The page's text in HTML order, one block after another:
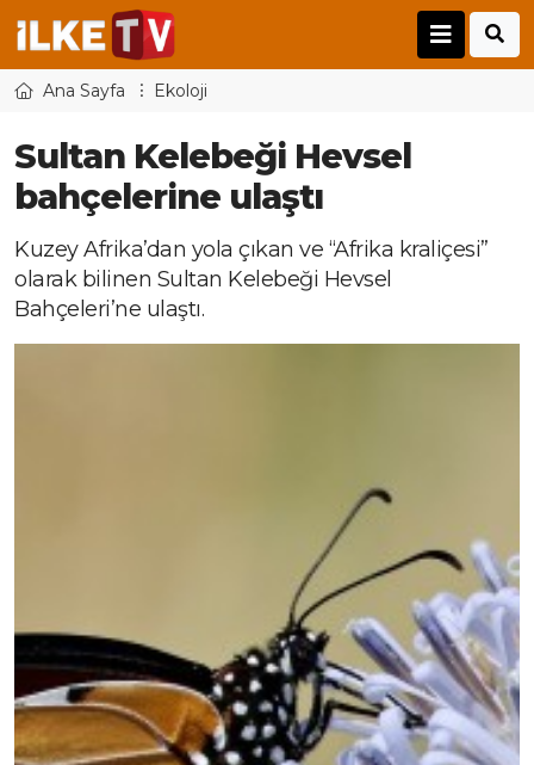
Ana Sayfa Ekoloji
Sultan Kelebeği Hevsel
bahçelerine ulaştı
Kuzey Afrika’dan yola çıkan ve “Afrika kraliçesi”
olarak bilinen Sultan Kelebeği Hevsel
Bahçeleri’ne ulaştı.